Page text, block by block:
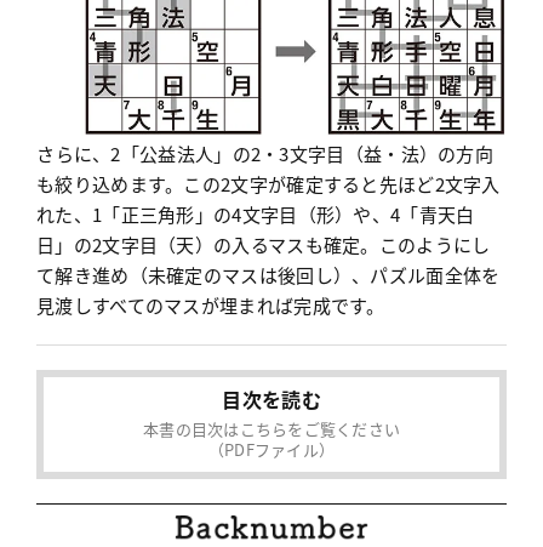
さらに、2「公益法人」の2・3文字目（益・法）の方向
も絞り込めます。この2文字が確定すると先ほど2文字入
れた、1「正三角形」の4文字目（形）や、4「青天白
日」の2文字目（天）の入るマスも確定。このようにし
て解き進め（未確定のマスは後回し）、パズル面全体を
見渡しすべてのマスが埋まれば完成です。
目次を読む
本書の目次はこちらをご覧ください
（PDFファイル）